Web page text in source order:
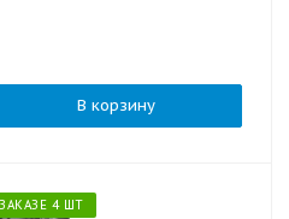
В корзину
4 ШТ